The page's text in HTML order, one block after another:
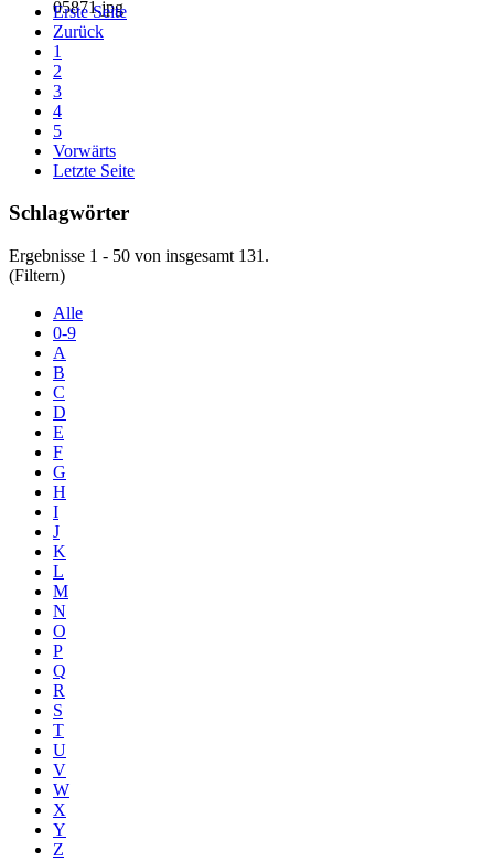
Erste Seite
Zurück
1
2
3
4
5
Vorwärts
Letzte Seite
Schlagwörter
Ergebnisse 1 - 50 von insgesamt 131.
(Filtern)
Alle
0-9
A
B
C
D
E
F
G
H
I
J
K
L
M
N
O
P
Q
R
S
T
U
V
W
X
Y
Z